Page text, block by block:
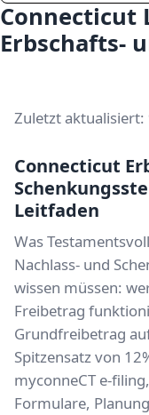
Connecticut
Erbschafts-
Zuletzt aktualisiert:
Connecticut
Leitfaden
Was
Nachlass- und
wissen müssen:
Freibetrag
Grundfreibetrag
Spitzensatz von
myconneCT e-
Formulare,